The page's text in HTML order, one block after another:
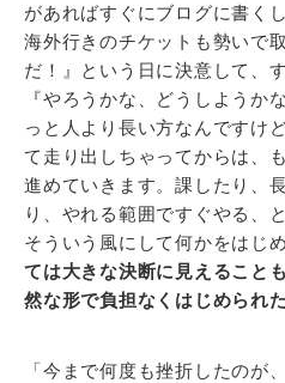
があればすぐにブログに書く
海外行きのチケットも勢いで
だ！』という日に決意して、
『やろうかな、どうしようか
っと人より長い方なんですけ
て走り出しちゃってからは、
進めていきます。課したり、
り、やれる範囲ですぐやる、
そういう風にして何かをはじ
ては大きな決断に見えること
然な形で負担なくはじめられた
「今まで何度も挫折したのが